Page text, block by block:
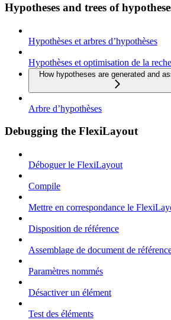
Hypotheses and trees of
Hypothèses et arbres d’hypothèses
Hypothèses et optimisation de la
How hypotheses are generated and
Arbre d’hypothèses
Debugging the FlexiLayout
Déboguer le FlexiLayout
Compile
Mettre en correspondance le
Disposition de référence
Assemblage de document de
Paramètres nommés
Désactiver un élément
Test des éléments